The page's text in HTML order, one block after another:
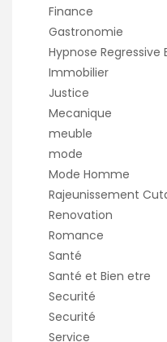
Finance
Gastronomie
Hypnose Regressive
Immobilier
Justice
Mecanique
meuble
mode
Mode Homme
Rajeunissement
Renovation
Romance
Santé
Santé et Bien etre
Securité
Securité
Service